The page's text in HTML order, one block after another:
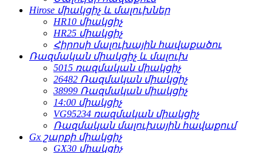
Hirose միակցիչ և մալուխներ
HR10 միակցիչ
HR25 միակցիչ
Հիրոսի մալուխային հավաքածու
Ռազմական միակցիչ և մալուխ
5015 ռազմական միակցիչ
26482 Ռազմական միակցիչ
38999 Ռազմական միակցիչ
14:00 միակցիչ
VG95234 ռազմական միակցիչ
Ռազմական մալուխային հավաքում
Gx շարքի միակցիչ
GX30 միակցիչ